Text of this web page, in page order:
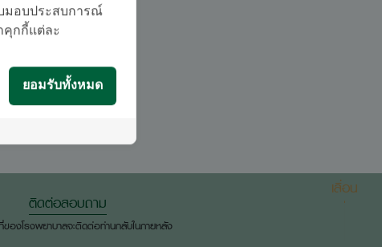
ติดต่อสอบถาม
ของโรงพยาบาลจะติดต่อท่านกลับในภายหลัง
เลื่อน
มอบประสบการณ์
คุกกี้แต่ละ
ยอมรับทั้งหมด